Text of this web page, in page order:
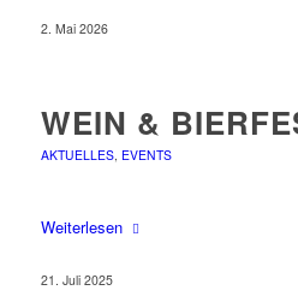
2. Mai 2026
WEIN &
AKTUELLES, EVENTS
Weiterlesen
21. Juli 2025